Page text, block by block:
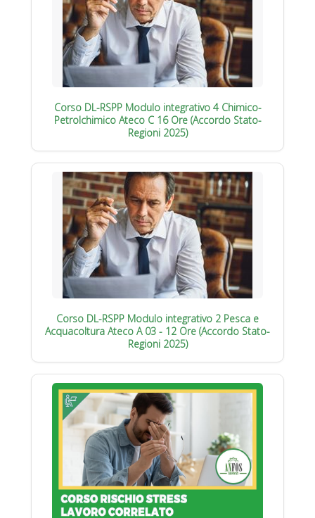
Corso DL-RSPP Modulo integrativo 4 Chimico-
Petrolchimico Ateco C 16 Ore (Accordo Stato-
Regioni 2025)
Corso DL-RSPP Modulo integrativo 2 Pesca e
Acquacoltura Ateco A 03 - 12 Ore (Accordo Stato-
Regioni 2025)